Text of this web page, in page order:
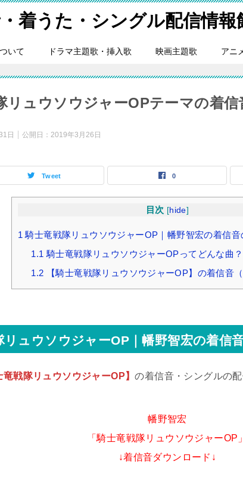
着うた・シングル配信情報
いて ドラマ主題歌・挿入歌 映画主題歌 アニ
リュウソウジャーOPテーマの着信
日 公開日： 2019年3月26日
Tweet 0
目次 [hide]
1 騎士竜戦隊リュウソウジャーOP｜幡野智宏の着信音
1.1 騎士竜戦隊リュウソウジャーOPってどんな曲？
1.2 【騎士竜戦隊リュウソウジャーOP】の着信音
リュウソウジャーOP｜幡野智宏の着信
竜戦隊リュウソウジャーOP】の着信音・シングルの配
幡野智宏
「騎士竜戦隊リュウソウジャーOP」
↓着信音ダウンロード↓